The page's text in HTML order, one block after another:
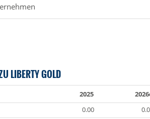
LIBERTY GOLD
2025
0.00